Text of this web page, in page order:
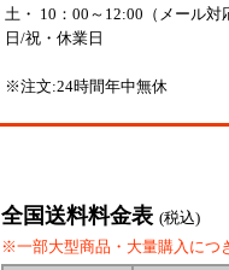
土・ 10：00～12:00（メール対
日/祝・休業日
※注文:24時間年中無休
全国送料料金表 (税込)
※一部大型商品・大量購入につ